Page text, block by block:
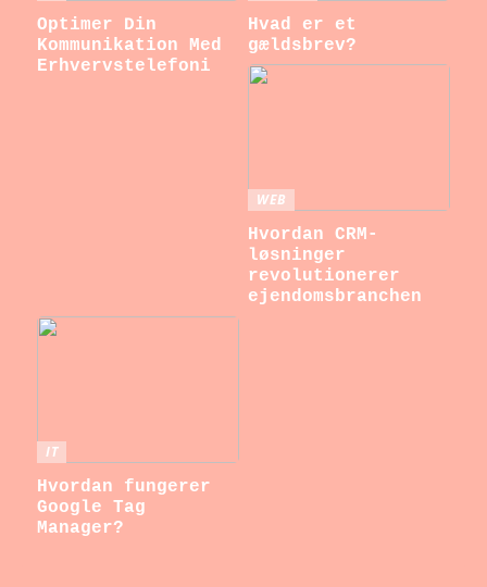
Optimer Din
Kommunikation Med
Erhvervstelefoni
Hvad er et
gældsbrev?
WEB
Hvordan CRM-
løsninger
revolutionerer
ejendomsbranchen
IT
Hvordan fungerer
Google Tag
Manager?